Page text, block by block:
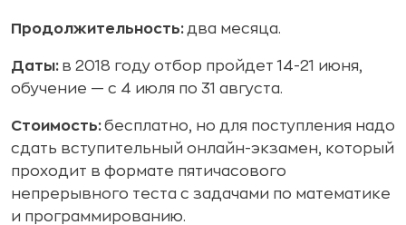
Продолжительность: два месяца.
Даты: в 2018 году отбор пройдет 14-21 июня,
обучение — с 4 июля по 31 августа.
Стоимость:бесплатно, но для поступления надо
сдать вступительный онлайн-экзамен, который
проходит в формате пятичасового
непрерывного теста с задачами по математике
и программированию.